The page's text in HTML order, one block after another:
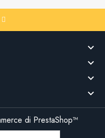




di PrestaShop™